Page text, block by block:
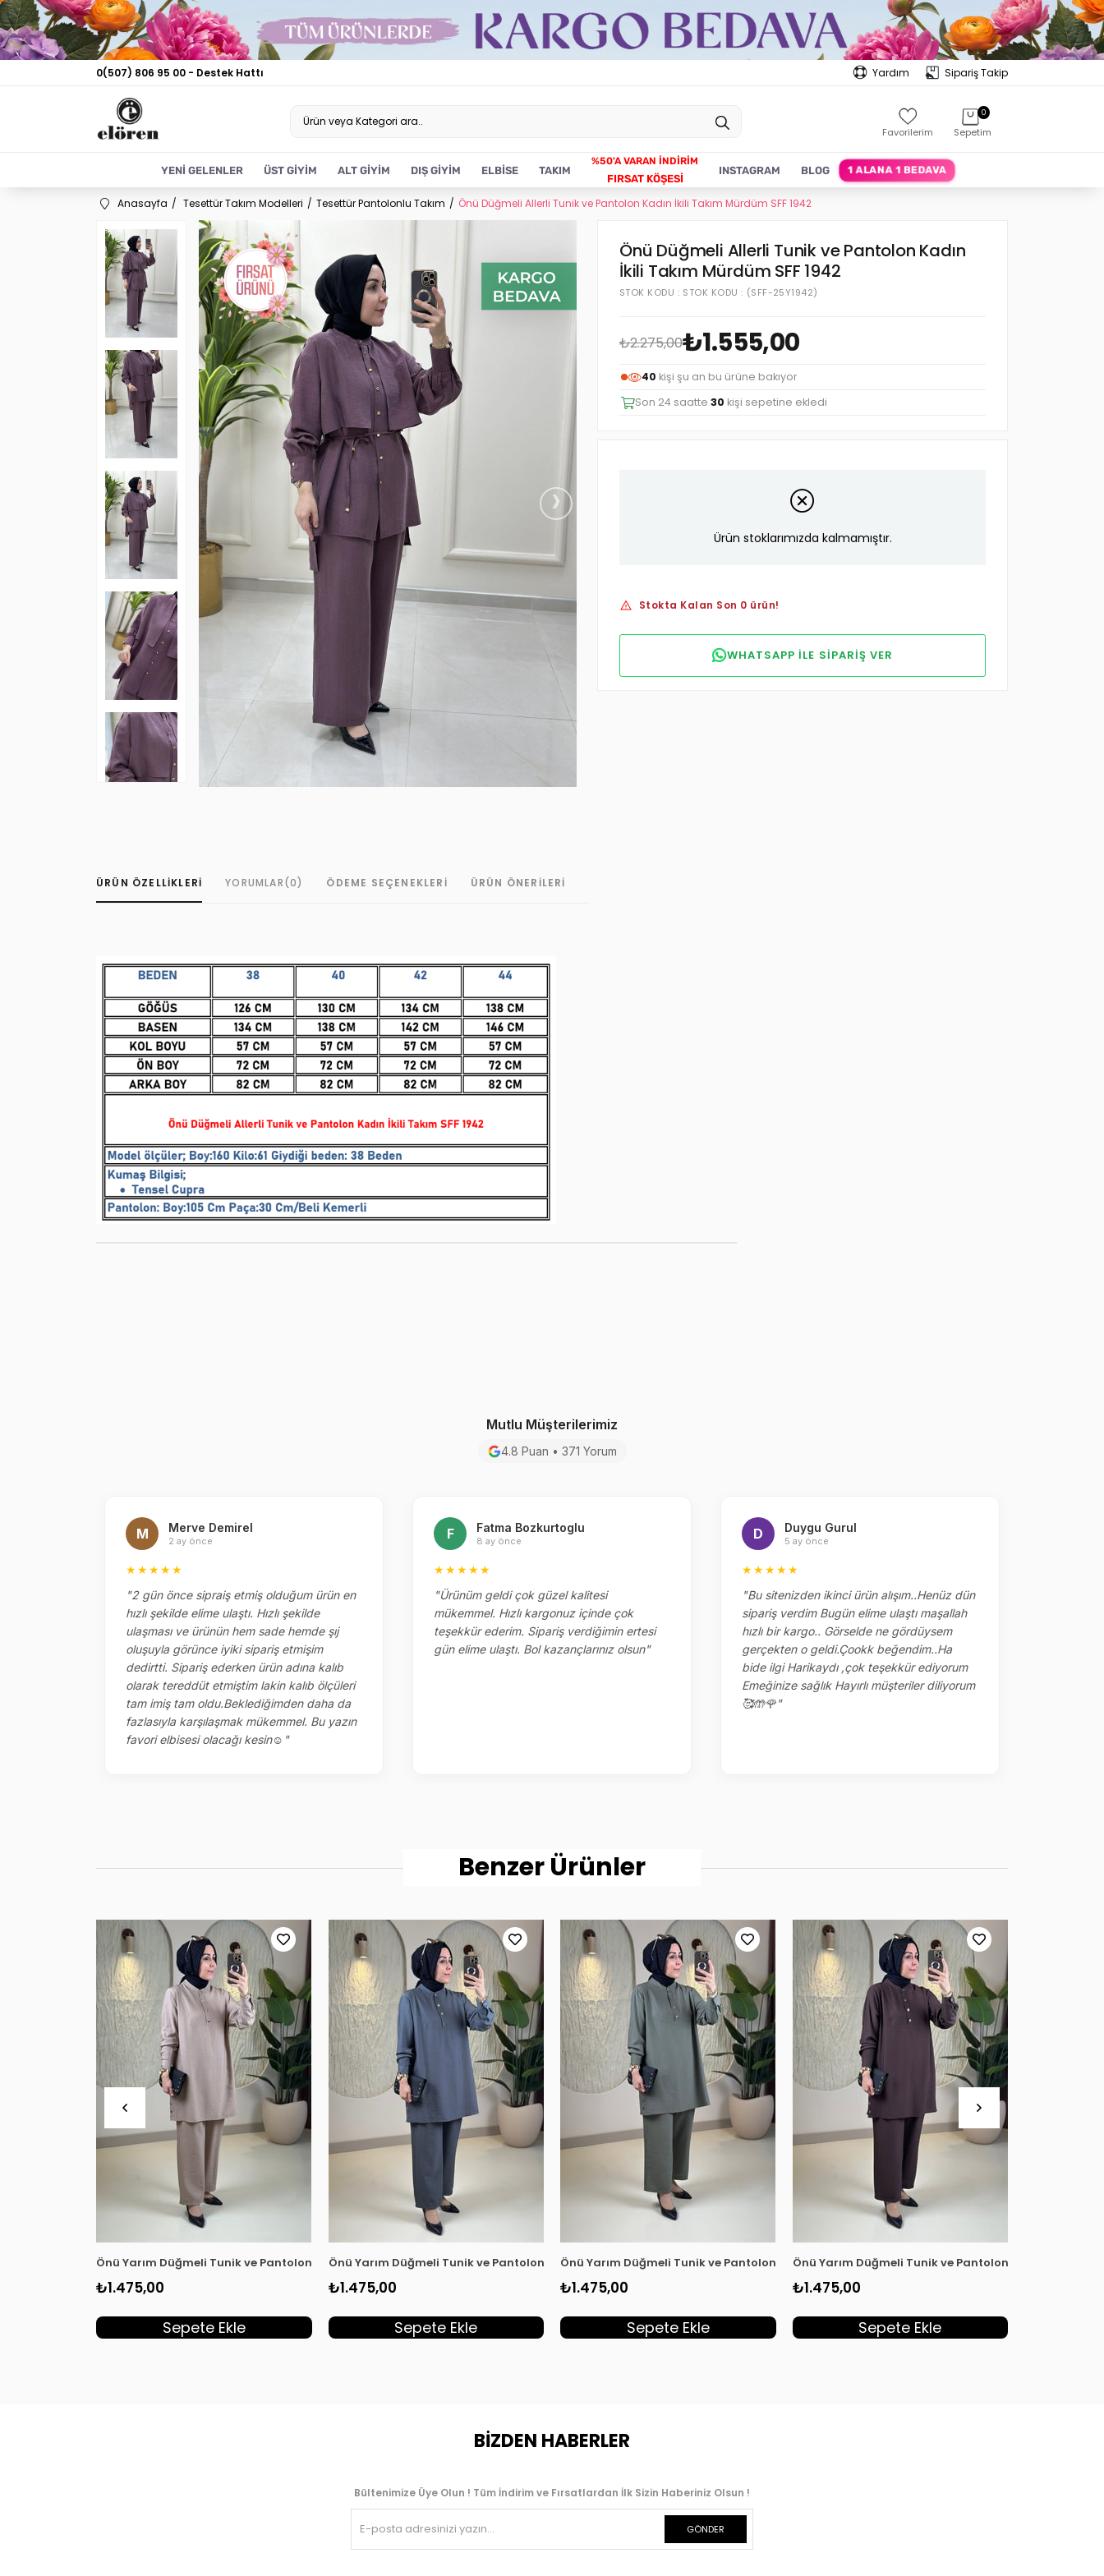
0(507) 806 95 00 - Destek Hattı Yardım Sipariş Takip
Sepetim
0
Favorilerim
YENİ GELENLER ÜST GİYİM ALT GİYİM DIŞ GİYİM ELBİSE TAKIM
FIRSAT KÖŞESİ
INSTAGRAM BLOG 1 ALANA 1 BEDAVA
Anasayfa Tesettür Takım Modelleri Tesettür Pantolonlu Takım Önü Düğmeli Allerli Tunik ve Pantolon Kadın İkili Takım Mürdüm SFF 1942
›
Önü Düğmeli Allerli Tunik ve Pantolon Kadın
İkili Takım Mürdüm SFF 1942
(SFF-25Y1942)
STOK KODU STOK KODU
₺2.275,00₺1.555,00
42 kişi şu an bu ürüne bakıyor
Son 24 saatte 30 kişi sepetine ekledi
Ürün stoklarımızda kalmamıştır.
Stokta Kalan Son 0 ürün!
WHATSAPP ILE SIPARIŞ VER
ÜRÜN ÖZELLIKLERI YORUMLAR(0) ÖDEME SEÇENEKLERI ÜRÜN ÖNERILERI
Mutlu Müşterilerimiz
4.8 Puan • 371 Yorum
M Merve Demirel
2 ay önce
★★★★★
"2 gün önce sipraiş etmiş olduğum ürün en
hızlı şekilde elime ulaştı. Hızlı şekilde
ulaşması ve ürünün hem sade hemde şıj
oluşuyla görünce iyiki sipariş etmişim
dedirtti. Sipariş ederken ürün adına kalıb
olarak tereddüt etmiştim lakin kalıb ölçüleri
tam imiş tam oldu.Beklediğimden daha da
fazlasıyla karşılaşmak mükemmel. Bu yazın
favori elbisesi olacağı kesin☺️"
F Fatma Bozkurtoglu
8 ay önce
★★★★★
"Ürünüm geldi çok güzel kalitesi
mükemmel. Hızlı kargonuz içinde çok
teşekkür ederim. Sipariş verdiğimin ertesi
gün elime ulaştı. Bol kazançlarınız olsun"
D Duygu Gurul
5 ay önce
★★★★★
"Bu sitenizden ikinci ürün alışım..Henüz dün
sipariş verdim Bugün elime ulaştı maşallah
hızlı bir kargo.. Görselde ne gördüysem
gerçekten o geldi.Çookk beğendim..Ha
bide ilgi Harikaydı ,çok teşekkür ediyorum
Emeğinize sağlık Hayırlı müşteriler diliyorum
🥰🤲🌹"
Benzer Ürünler
Önü Yarım Düğmeli Tunik ve Pantolon Kadın İkili Takım Vizon KADO 262358
₺1.475,00
Sepete Ekle
Önü Yarım Düğmeli Tunik ve Pantolon Kadın İkili Takım Gri KADO 262358
₺1.475,00
Sepete Ekle
Önü Yarım Düğmeli Tunik ve Pantolon Kadın İkili Takım Haki KADO 262358
₺1.475,00
Sepete Ekle
Önü Yarım Düğmeli Tunik ve Pantolon Kadın İkili
₺1.475,00
Sepete Ekle
BİZDEN HABERLER
Bültenimize Üye Olun ! Tüm İndirim ve Fırsatlardan İlk Sizin Haberiniz Olsun !
GÖNDER